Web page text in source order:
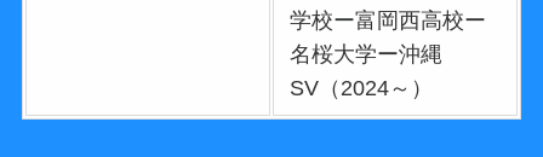
学校ー富岡西高校ー
名桜大学ー沖縄
SV（2024～）